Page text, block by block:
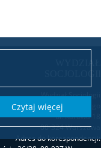
czytaj więcej
Wydział Socjologii
Uniwersytetu Warszawskiego
ul. Karowa 18
00-324 Warszawa
Adres do korespondencji: